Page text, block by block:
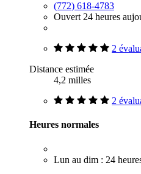
(772) 618-4783
Ouvert 24 heures
2
Distance estimée
4,2 milles
2
Heures normales
Lun au dim : 24